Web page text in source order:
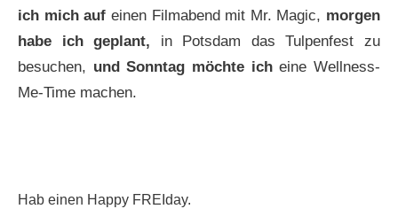
ich mich auf einen Filmabend mit Mr. Magic, morgen
habe ich geplant, in Potsdam das Tulpenfest zu
besuchen, und Sonntag möchte icheine Wellness-
Me-Time machen.
Hab einen Happy FREIday.